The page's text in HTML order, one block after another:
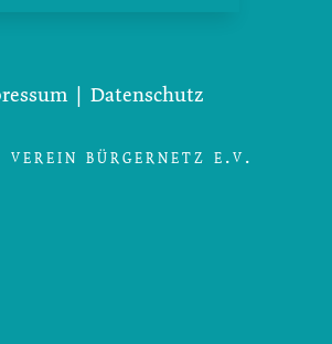
| Datenschutz
bürgernetz e.v.